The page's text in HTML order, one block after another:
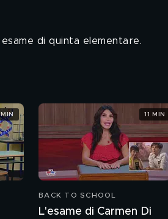
di quinta elementare.
BACK TO SCHOOL
L'esame di Carmen Di
11 MIN